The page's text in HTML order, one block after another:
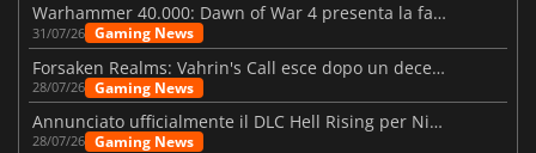
Warhammer 40.000: Dawn of War 4 presenta la fazione dei Necron
31/07/26 Gaming News
Forsaken Realms: Vahrin's Call esce dopo un decennio di sviluppo
28/07/26 Gaming News
Annunciato ufficialmente il DLC Hell Rising per Nioh 3
28/07/26 Gaming News